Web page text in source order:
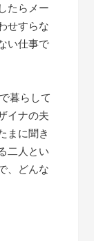
たらメー
せすらな
い仕事で
暮らして
イナの夫
まに聞き
二人とい
、どんな